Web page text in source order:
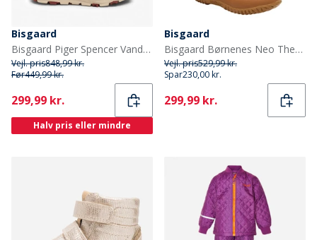
Bisgaard
Bisgaard Piger Spencer Vandtætte Tex Støvler Rose
Vejl. pris848,99 kr.
Før449,99 kr.
Current
299,99 kr.
Halv pris eller mindre
Bisgaard
Bisgaard Børnenes Neo Thermo Gummistøvler Nud
Vejl. pris529,99 kr.
Spar230,00 kr.
Current
299,99 kr.